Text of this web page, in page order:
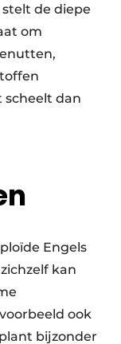
de diepe
om
scheelt dan
Engels
kan
ook
bijzonder